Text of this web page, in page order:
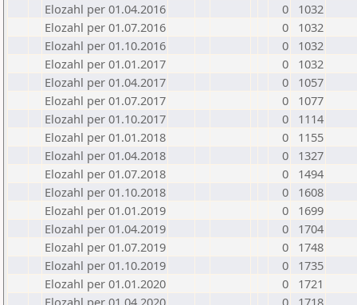
Elozahl per 01.04.2016
0
1032
Elozahl per 01.07.2016
0
1032
Elozahl per 01.10.2016
0
1032
Elozahl per 01.01.2017
0
1032
Elozahl per 01.04.2017
0
1057
Elozahl per 01.07.2017
0
1077
Elozahl per 01.10.2017
0
1114
Elozahl per 01.01.2018
0
1155
Elozahl per 01.04.2018
0
1327
Elozahl per 01.07.2018
0
1494
Elozahl per 01.10.2018
0
1608
Elozahl per 01.01.2019
0
1699
Elozahl per 01.04.2019
0
1704
Elozahl per 01.07.2019
0
1748
Elozahl per 01.10.2019
0
1735
Elozahl per 01.01.2020
0
1721
Elozahl per 01.04.2020
0
1718